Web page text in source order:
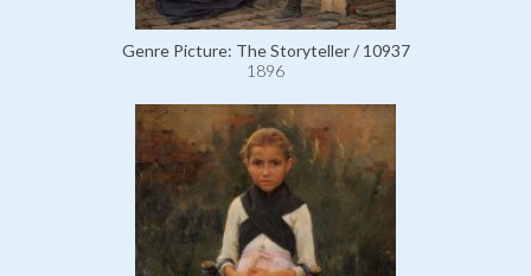
Genre Picture: The Storyteller / 10937
1896